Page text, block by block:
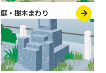
庭・樹木まわり